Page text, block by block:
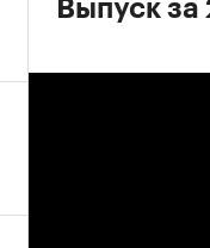
Выпуск за